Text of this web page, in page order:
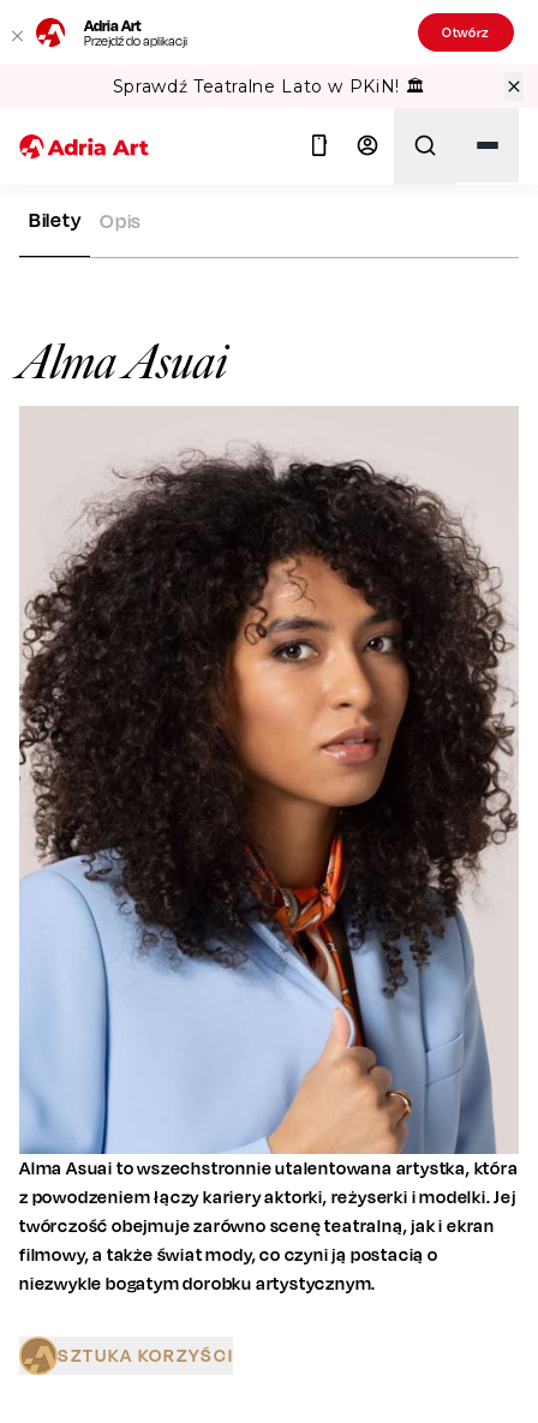
Adria Art
Przejdź do aplikacji Otwórz
Sprawdź Teatralne Lato w PKiN! 🏛️
ADRIA ART
Alma Asuai
Bilety Opis
Alma Asuai to wszechstronnie utalentowana artystka, która
z powodzeniem łączy kariery aktorki, reżyserki i modelki. Jej
twórczość obejmuje zarówno scenę teatralną, jak i ekran
filmowy, a także świat mody, co czyni ją postacią o
niezwykle bogatym dorobku artystycznym.
SZTUKA KORZYŚCI